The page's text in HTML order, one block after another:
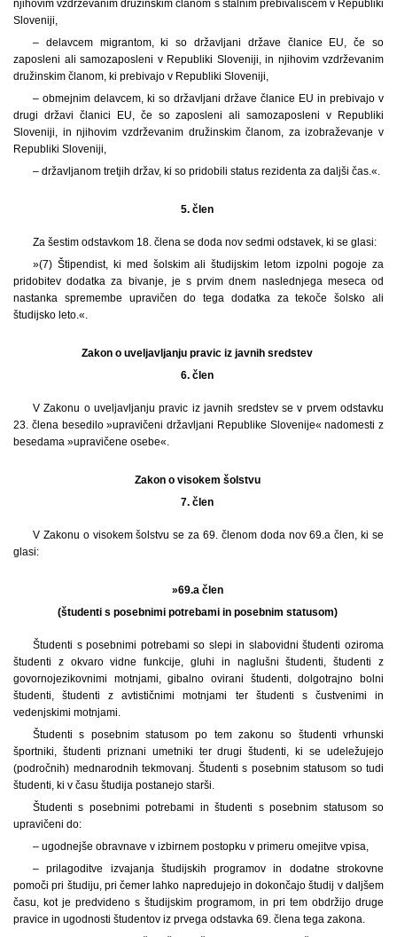
njihovim vzdrževanim družinskim članom s stalnim prebivališčem v Republiki
Sloveniji,
– delavcem migrantom, ki so državljani države članice EU, če so
zaposleni ali samozaposleni v Republiki Sloveniji, in njihovim vzdrževanim
družinskim članom, ki prebivajo v Republiki Sloveniji,
– obmejnim delavcem, ki so državljani države članice EU in prebivajo v
drugi državi članici EU, če so zaposleni ali samozaposleni v Republiki
Sloveniji, in njihovim vzdrževanim družinskim članom, za izobraževanje v
Republiki Sloveniji,
– državljanom tretjih držav, ki so pridobili status rezidenta za daljši čas.«.
5. člen
Za šestim odstavkom 18. člena se doda nov sedmi odstavek, ki se glasi:
»(7) Štipendist, ki med šolskim ali študijskim letom izpolni pogoje za
pridobitev dodatka za bivanje, je s prvim dnem naslednjega meseca od
nastanka spremembe upravičen do tega dodatka za tekoče šolsko ali
študijsko leto.«.
Zakon o uveljavljanju pravic iz javnih sredstev
6. člen
V Zakonu o uveljavljanju pravic iz javnih sredstev se v prvem odstavku
23. člena besedilo »upravičeni državljani Republike Slovenije« nadomesti z
besedama »upravičene osebe«.
Zakon o visokem šolstvu
7. člen
V Zakonu o visokem šolstvu se za 69. členom doda nov 69.a člen, ki se
glasi:
»69.a člen
(študenti s posebnimi potrebami in posebnim statusom)
Študenti s posebnimi potrebami so slepi in slabovidni študenti oziroma
študenti z okvaro vidne funkcije, gluhi in naglušni študenti, študenti z
govornojezikovnimi motnjami, gibalno ovirani študenti, dolgotrajno bolni
študenti, študenti z avtističnimi motnjami ter študenti s čustvenimi in
vedenjskimi motnjami.
Študenti s posebnim statusom po tem zakonu so študenti vrhunski
športniki, študenti priznani umetniki ter drugi študenti, ki se udeležujejo
(področnih) mednarodnih tekmovanj. Študenti s posebnim statusom so tudi
študenti, ki v času študija postanejo starši.
Študenti s posebnimi potrebami in študenti s posebnim statusom so
upravičeni do:
– ugodnejše obravnave v izbirnem postopku v primeru omejitve vpisa,
– prilagoditve izvajanja študijskih programov in dodatne strokovne
pomoči pri študiju, pri čemer lahko napredujejo in dokončajo študij v daljšem
času, kot je predvideno s študijskim programom, in pri tem obdržijo druge
pravice in ugodnosti študentov iz prvega odstavka 69. člena tega zakona.